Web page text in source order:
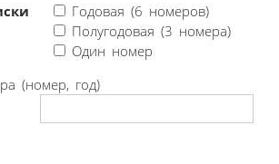
Годовая (6 номеров)
Полугодовая (3 номера)
Один номер
(номер, год)